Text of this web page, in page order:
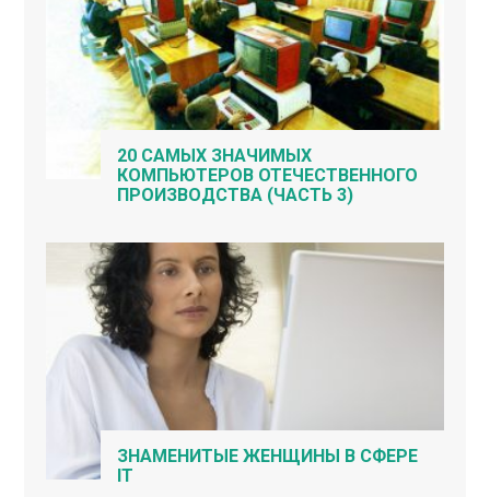
20 САМЫХ ЗНАЧИМЫХ
КОМПЬЮТЕРОВ ОТЕЧЕСТВЕННОГО
ПРОИЗВОДСТВА (ЧАСТЬ 3)
ЗНАМЕНИТЫЕ ЖЕНЩИНЫ В СФЕРЕ
IT